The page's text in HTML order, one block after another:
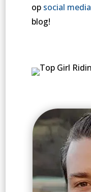
op social media
blog!